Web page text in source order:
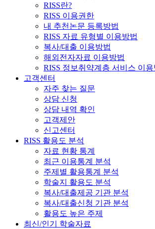
RISS란?
RISS 이용권한
내 추천논문 등록방법
RISS 자료 유형별 이용방법
복사/대출 이용방법
해외전자자료 이용방법
RISS 정보취약계층 서비스 이용
고객센터
자주 찾는 질문
상담 신청
상담 내역 확인
고객제안
신고센터
RISS 활용도 분석
자료 현황 통계
최근 이용통계 분석
주제별 활용통계 분석
학술지 활용도 분석
복사/대출제공 기관 분석
복사/대출신청 기관 분석
활용도 높은 주제
최신/인기 학술자료